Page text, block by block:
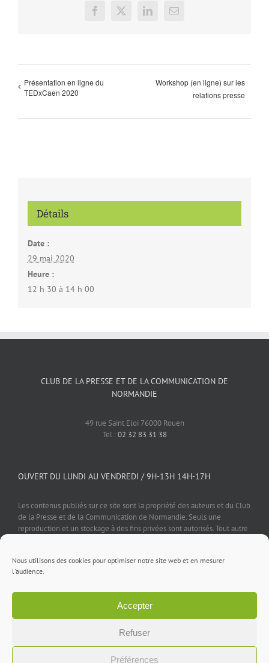
Nous utilisons des cookies pour optimiser notre site web et en mesurer
l'audience.
Accepter
Refuser
Préférences
Facebook
X LinkedInEmail
Présentation en ligne du
TEDxCaen 2020
Workshop (en ligne) sur les
relations presse
Détails
Date :
29 mai 2020
Heure :
12 h 30 à 14 h 00
CLUB DE LA PRESSE ET DE LA COMMUNICATION DE
NORMANDIE
49 rue Saint Eloi 76000 Rouen
Tel :02 32 83 31 38
OUVERT DU LUNDI AU VENDREDI / 9H-13H 14H-17H
Les contenus publiés sur ce site sont la propriété des auteurs et du Club
de la Presse et de la Communication de Normandie. Seuls une
reproduction et un stockage à des fins privées sont autorisés. Tout autre
Facebook
X LinkedIn
Rss